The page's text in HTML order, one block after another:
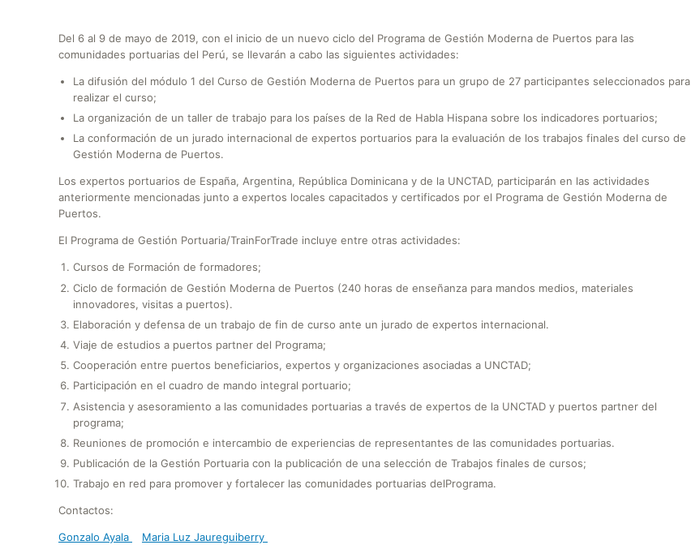
Del 6 al 9 de mayo de 2019, con el inicio de un nuevo ciclo del Programa de Gestión Moderna de Puertos para las
comunidades portuarias del Perú, se llevarán a cabo las siguientes actividades:
La difusión del módulo 1 del Curso de Gestión Moderna de Puertos para un grupo de 27 participantes seleccionados para
realizar el curso;
La organización de un taller de trabajo para los países de la Red de Habla Hispana sobre los indicadores portuarios;
La conformación de un jurado internacional de expertos portuarios para la evaluación de los trabajos finales del curso de
Gestión Moderna de Puertos.
Los expertos portuarios de España, Argentina, República Dominicana y de la UNCTAD, participarán en las actividades
anteriormente mencionadas junto a expertos locales capacitados y certificados por el Programa de Gestión Moderna de
Puertos.
El Programa de Gestión Portuaria/TrainForTrade incluye entre otras actividades:
Cursos de Formación de formadores;
Ciclo de formación de Gestión Moderna de Puertos (240 horas de enseñanza para mandos medios, materiales
innovadores, visitas a puertos).
Elaboración y defensa de un trabajo de fin de curso ante un jurado de expertos internacional.
Viaje de estudios a puertos partner del Programa;
Cooperación entre puertos beneficiarios, expertos y organizaciones asociadas a UNCTAD;
Participación en el cuadro de mando integral portuario;
Asistencia y asesoramiento a las comunidades portuarias a través de expertos de la UNCTAD y puertos partner del
programa;
Reuniones de promoción e intercambio de experiencias de representantes de las comunidades portuarias.
Publicación de la Gestión Portuaria con la publicación de una selección de Trabajos finales de cursos;
Trabajo en red para promover y fortalecer las comunidades portuarias delPrograma.
Contactos:
Gonzalo Ayala Maria Luz Jaureguiberry